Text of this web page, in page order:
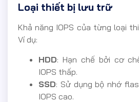
Loại thiết bị lưu trữ
Khả năng IOPS của từng loại
Ví dụ:
HDD: Hạn chế bởi cơ
IOPS thấp.
SSD: Sử dụng bộ nhớ
IOPS cao.